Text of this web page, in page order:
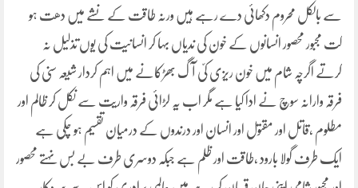
سے بالکل محروم دکھائی دے رہے ہیں ورنہ طاقت کے نشے میں دھت ہو
کت مجبور محصور انسانوں کے خون کی ندیاں بہا کر انسانیت کی یوں تذلیل نہ
کرتے اگرچہ شام میں خون ریزی کیّ آگ بھڑکانے میں اہم کردار شیعہ سنی کی
فرقہ وارانہ سوچ نے ادا کیا ہے مگر اب یہ لڑائی فرقہ واریت سے نکل کر ظالم اور
مطلوم ،قاتل اور مقتول اور انسان اور درندوں کے درمیان تقسیم ہو چکی ہے
ایک طرف گولا بارود ،طاقت اور ظلم ہے جبکہ دوسری طرف بے بس نہتے محصور